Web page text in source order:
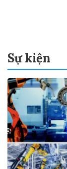
Sự kiện